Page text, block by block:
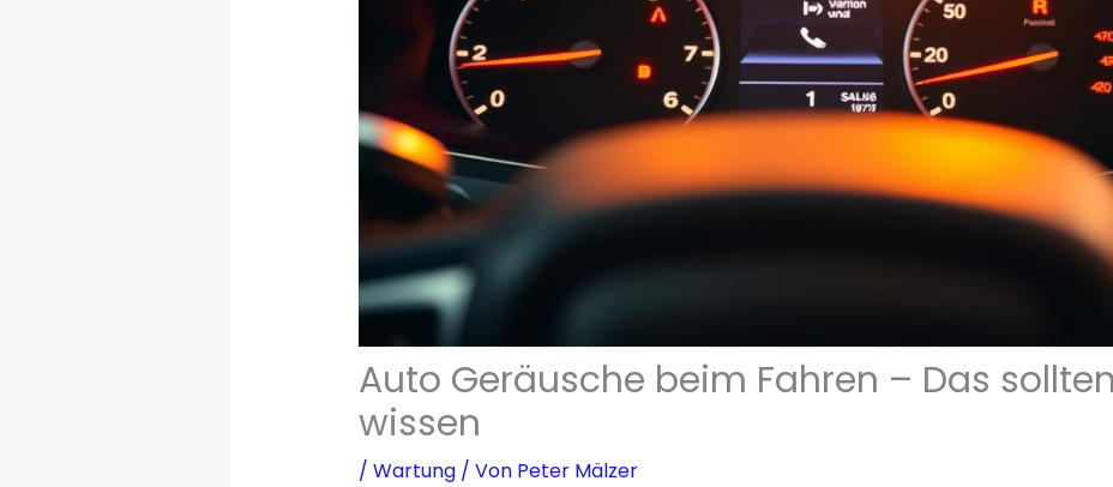
Auto Geräusche beim Fahren – Das
wissen
/ Wartung/ Von Peter Mälzer